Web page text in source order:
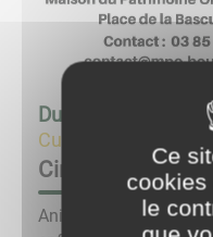
Du 15/02/23 à
Culture & Loisirs
Ciné Jeux pour
Animation Jeux et
Ce
cookies
le